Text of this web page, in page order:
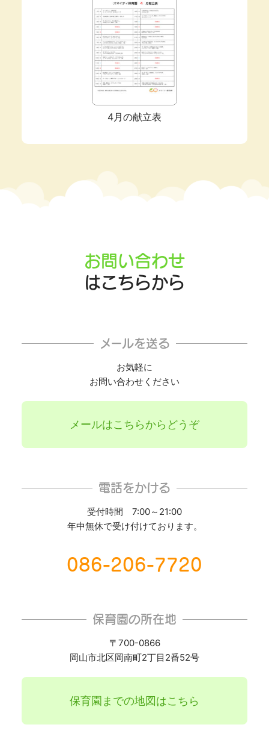
4月の献立表
お問い合わせ
はこちらから
メールを送る
お気軽に
お問い合わせください
メールはこちらからどうぞ
電話をかける
受付時間 7:00～21:00
年中無休で受け付けております。
086-206-7720
保育園の所在地
〒700-0866
岡山市北区岡南町2丁目2番52号
保育園までの地図はこちら